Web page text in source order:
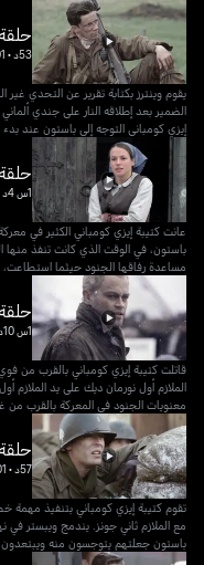
حلقة 5 • ملتقى
53د •
يقوم وينترز بكتابة تقرير عن التحدي غير
الضمير بعد إطلاقه النار على جندي
إيزي كومباني التوجه إلى باستون عند بدء
حلقة 6 • باستون
1س 4د
عانت كتيبة إيزي كومباني الكثير في
باستون، في الوقت الذي كانت تنفذ
مساعدة رفاقها الجنود حيثما
حلقة 7 • نقطة
1س 10د
قاتلت كتيبة إيزي كومباني بالقرب من
الملازم أول نورمان ديك على يد الملازم
معنويات الجنود في المعركة بالقرب
حلقة 8 • الدورية الأخيرة
57د •
تقوم كتيبة إيزي كومباني بتنفيذ
مع الملازم ثاني جونز. يندمج ويبستر في
باستون جعلتهم يتوجسون منه